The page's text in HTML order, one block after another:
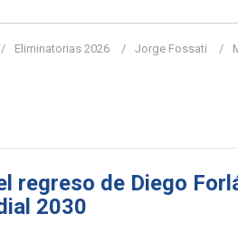
Eliminatorias 2026 Jorge Fossati
regreso de Diego
2030